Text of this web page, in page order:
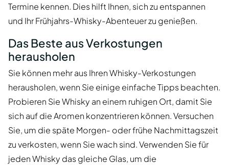
Termine kennen. Dies hilft Ihnen, sich zu entspannen
und Ihr Frühjahrs-Whisky-Abenteuer zu genießen.
Das Beste aus Verkostungen
herausholen
Sie können mehr aus Ihren Whisky-Verkostungen
herausholen, wenn Sie einige einfache Tipps beachten.
Probieren Sie Whisky an einem ruhigen Ort, damit Sie
sich auf die Aromen konzentrieren können. Versuchen
Sie, um die späte Morgen- oder frühe Nachmittagszeit
zu verkosten, wenn Sie wach sind. Verwenden Sie für
jeden Whisky das gleiche Glas, um die